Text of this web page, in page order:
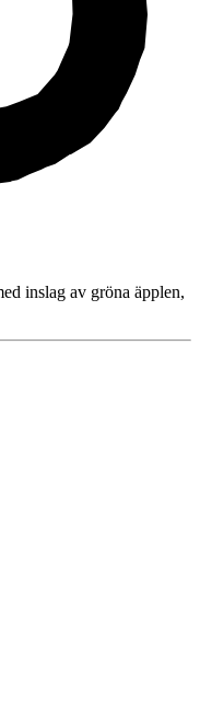
inslag av gröna äpplen,